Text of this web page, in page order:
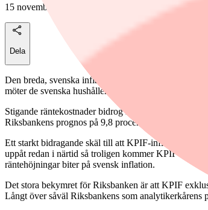
15 november, 2022
Dela
Den breda, svenska inflationstakten, mätt som KPI,
möter de svenska hushållen och gräver djupa hål i
Stigande räntekostnader bidrog med 1,8
Riksbankens prognos på 9,8 procent men förstås
Ett starkt bidragande skäl till att KPIF-inflationen
uppåt redan i närtid så troligen kommer KPIF-
räntehöjningar biter på svensk inflation.
Det stora bekymret för Riksbanken är att KPIF
Långt över såväl Riksbankens som